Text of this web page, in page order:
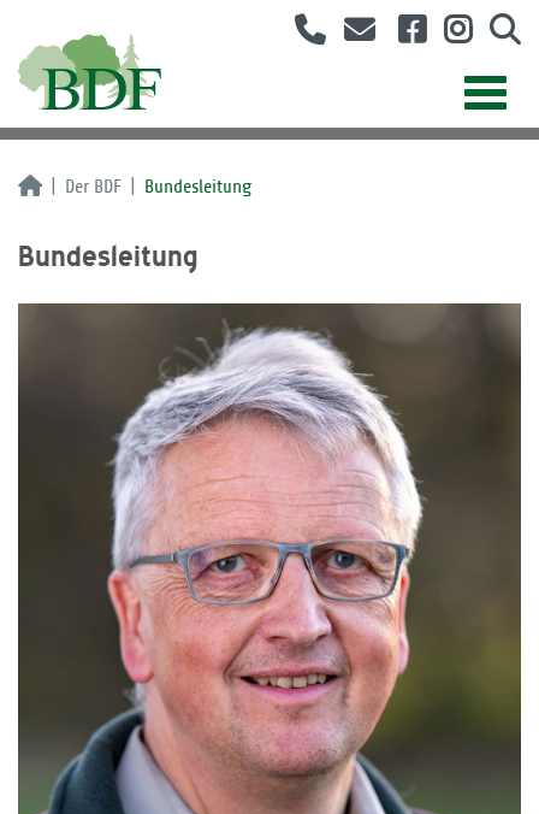
Der BDF Bundesleitung
Bundesleitung